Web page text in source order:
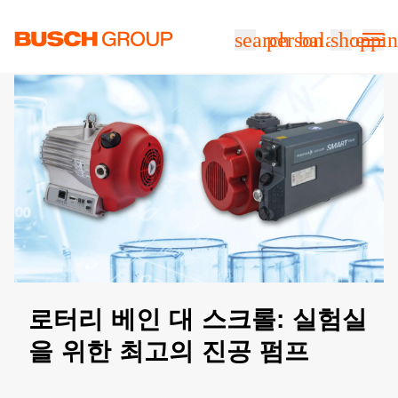
searchpersonbalance
로터리 베인 대 스크롤: 실험실
을 위한 최고의 진공 펌프